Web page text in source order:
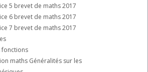
5 brevet de maths 2017
6 brevet de maths 2017
7 brevet de maths 2017
fonctions
maths Généralités sur les